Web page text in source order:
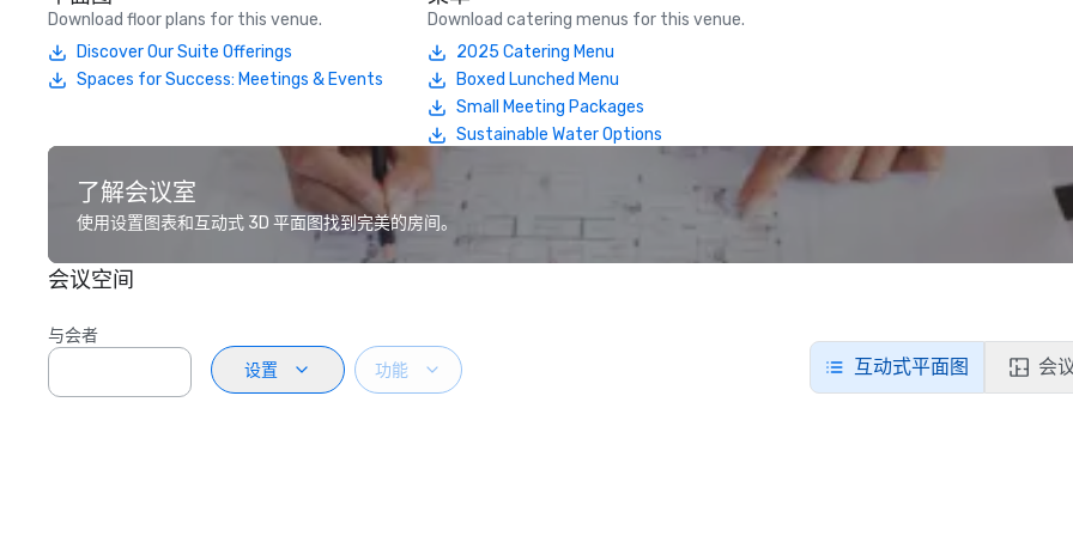
Download floor plans for this venue.
Discover Our Suite Offerings
Spaces for Success: Meetings & Events
Download catering menus for this venue.
2025 Catering Menu
Boxed Lunched Menu
Small Meeting Packages
Sustainable Water Options
了解会议室
使用设置图表和互动式 3D 平面图找到完美的房间。
会议空间
与会者
设置
功能 互动式平面图 会